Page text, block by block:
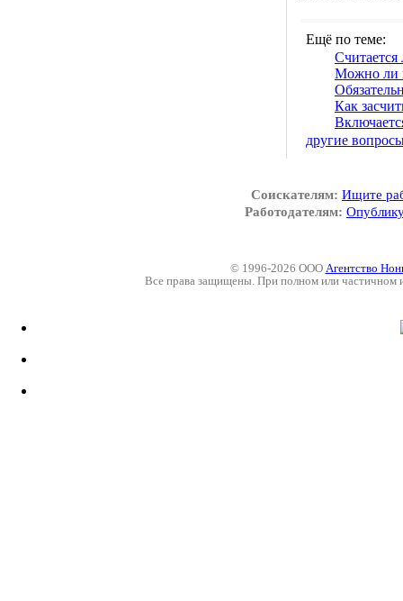
Ещё по теме:
Считается
Можно ли
Как
другие
Соискателям: Ищите
Работодателям:
© 1996-2026 ООО Агентство
Все права защищены. При полном или частичном